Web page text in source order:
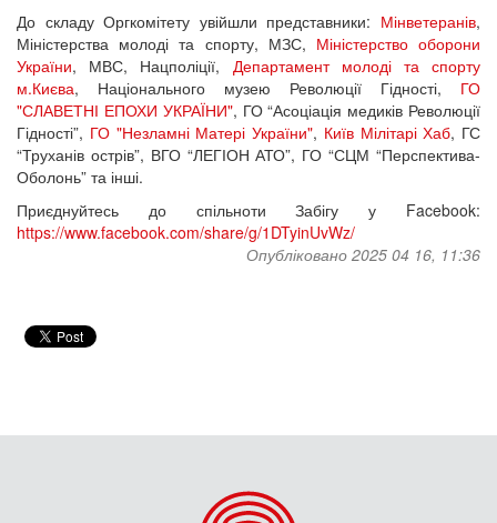
До складу Оргкомітету увійшли представники: Мінветеранів,
Міністерства молоді та спорту, МЗС, Міністерство оборони
України, МВС, Нацполіції, Департамент молоді та спорту
м.Києва, Національного музею Революції Гідності, ГО
"СЛАВЕТНІ ЕПОХИ УКРАЇНИ", ГО “Асоціація медиків Революції
Гідності”, ГО "Незламні Матері України", Київ Мілітарі Хаб, ГС
“Труханів острів”, ВГО “ЛЕГІОН АТО”, ГО “СЦМ “Перспектива-
Оболонь” та інші.
Приєднуйтесь до спільноти Забігу у Facebook:
https://www.facebook.com/share/g/1DTyinUvWz/
Опубліковано 2025 04 16, 11:36